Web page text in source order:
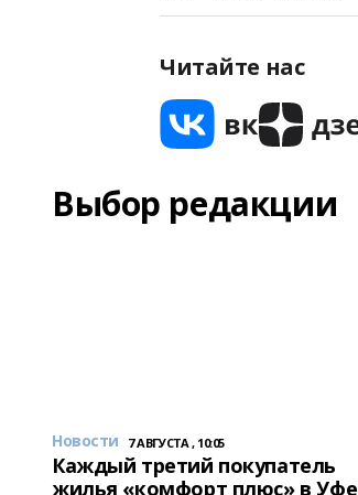
Читайте нас
Выбор редакции
Новости 7 АВГУСТА , 10:05
Каждый третий покупатель
жилья «комфорт плюс» в Уфе